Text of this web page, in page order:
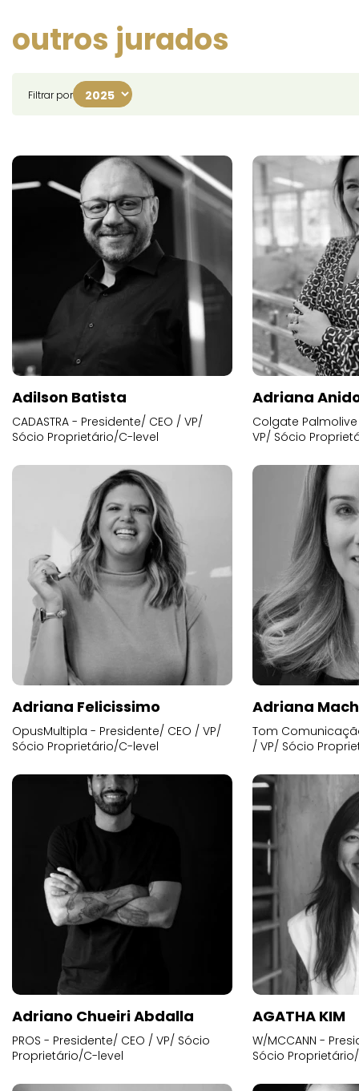
outros jurados
Filtrar por
Adilson Batista
CADASTRA - Presidente/ CEO / VP/
Sócio Proprietário/C-level
Adriana
Colgate
VP/ Sócio
Adriana Felicissimo
OpusMultipla - Presidente/ CEO / VP/
Sócio Proprietário/C-level
Adriana
Tom
/ VP/ Sócio
Adriano Chueiri Abdalla
PROS - Presidente/ CEO / VP/ Sócio
Proprietário/C-level
AGATHA KIM
W/MCCANN -
Sócio